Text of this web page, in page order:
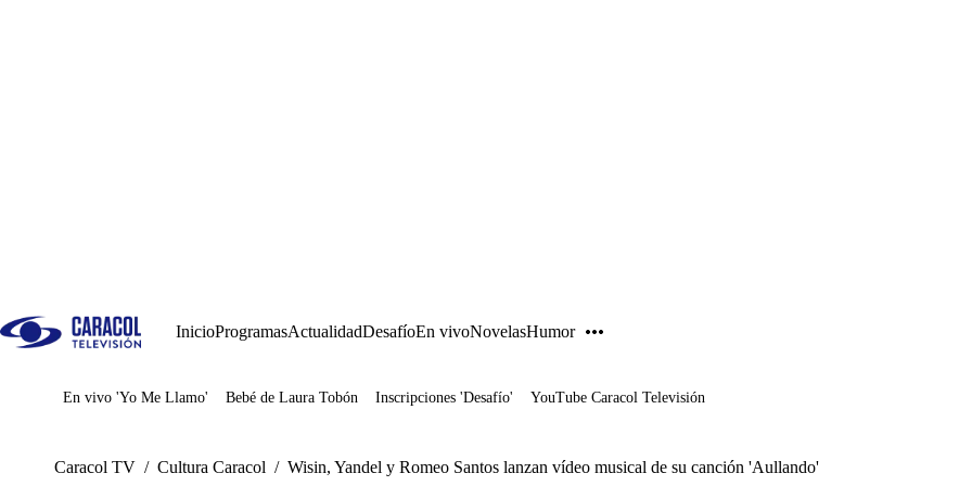
InicioProgramasActualidadDesafíoEn vivoNovelasHumor
Juegos
En vivo 'Yo Me Llamo' Bebé de Laura Tobón Inscripciones 'Desafío' YouTube Caracol Televisión
Caracol TV / Cultura Caracol / Wisin, Yandel y Romeo Santos lanzan vídeo musical de su canción 'Aullando'